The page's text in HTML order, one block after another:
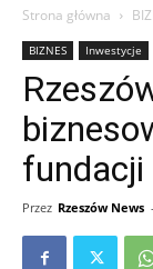
Strona główna
BIZNES Inwestycje
fundacji
Przez Rzeszów News -